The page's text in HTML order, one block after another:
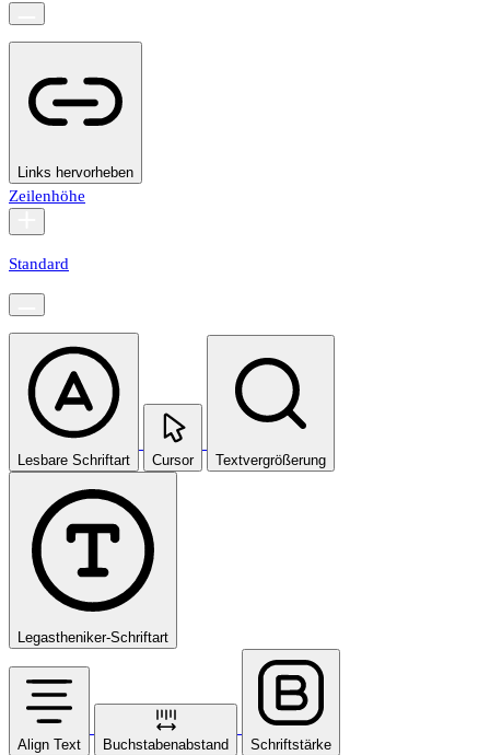
Links hervorheben
Zeilenhöhe
Standard
Lesbare Schriftart Cursor Textvergrößerung
Legastheniker-Schriftart
Align Text Buchstabenabstand Schriftstärke